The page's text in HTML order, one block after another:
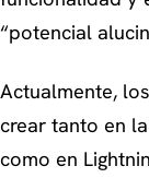
“potencial
Actualmente,
crear tanto en
como en